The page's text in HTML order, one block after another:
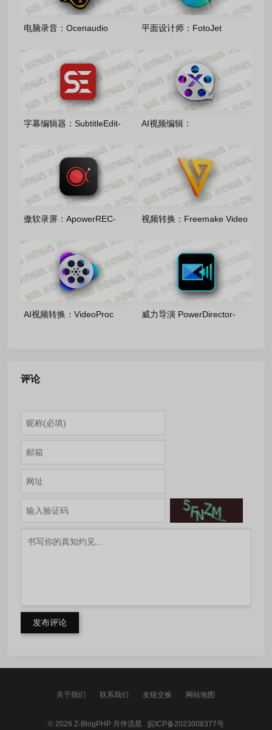
电脑录音：Ocenaudio
装版/绿色版
平面设计师：FotoJet
字幕编辑器：SubtitleEdit-
AI视频编辑：
便携版
傲软录屏：ApowerREC-
视频转换：Freemake Video
版
AI视频转换：VideoProc
威力导演 PowerDirector-
评论
发布评论
关于我们 联系我们 友链交换 网站地图
© 2026 Z-BlogPHP月伴流星 皖ICP备2023008377号